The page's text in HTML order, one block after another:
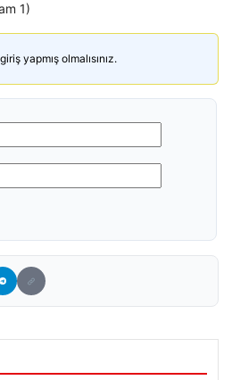
1)
yapmış olmalısınız.